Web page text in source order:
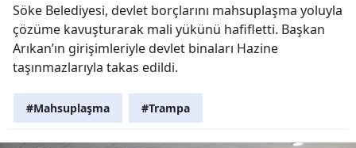
Söke Belediyesi, devlet borçlarını mahsuplaşma yoluyla
çözüme kavuşturarak mali yükünü hafifletti. Başkan
Arıkan’ın girişimleriyle devlet binaları Hazine
taşınmazlarıyla takas edildi.
#Mahsuplaşma #Trampa